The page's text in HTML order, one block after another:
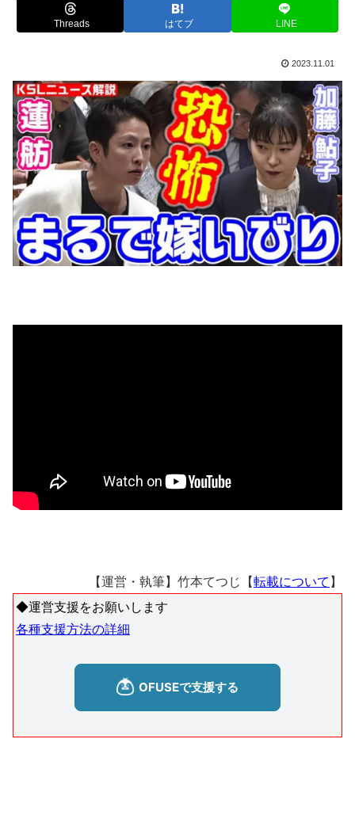
Threads はてブ LINE
2023.11.01
【運営・執筆】竹本てつじ【転載について 】
◆運営支援をお願いします
各種支援方法の詳細